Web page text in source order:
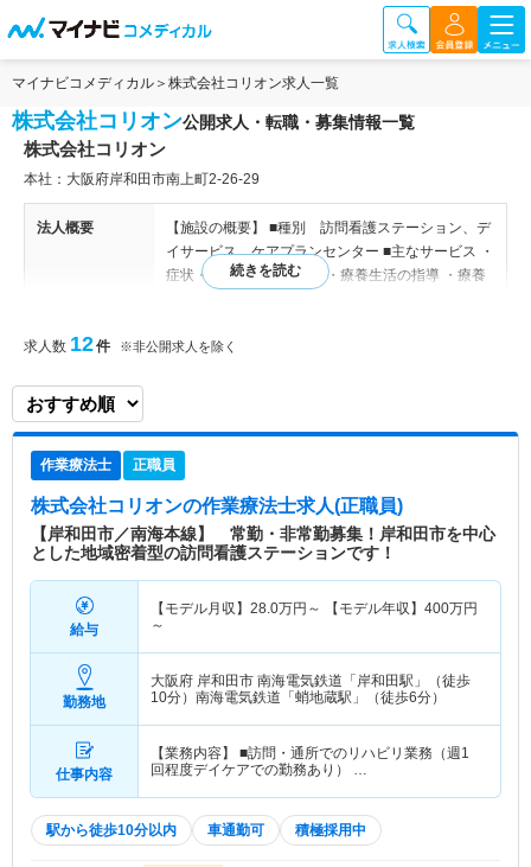
マイナビコメディカル 株式会社コリオン求人一覧
株式会社コリオン公開求人・転職・募集情報一覧
株式会社コリオン
本社：大阪府岸和田市南上町2-26-29
法人概要
【施設の概要】 ■種別 訪問看護ステーション、デ
イサービス、ケアプランセンター ■主なサービス ・
症状・障害の観察と看護 ・療養生活の指導 ・療養
ケア ・リハビリテーション ・介護予防・ご家族へ
勤あわせての人数：2015年3月現在）、平均年齢：
30代 【関連施設】 デイサービス事業、訪問介護事
特色
各地に訪問看護ステーションを展開しており、運営
されている法人です。ご利用者様にはきめ細やかな
福祉サービスの提供を目指しており、心のままに寄
り添う姿勢を大切にしておられます。充実した看護
求人数 12件 ※非公開求人を除く
作業療法士 正職員
株式会社コリオンの作業療法士求人(正職員)
【岸和田市／南海本線】 常勤・非常勤募集！岸和田市を中心
とした地域密着型の訪問看護ステーションです！
給与
【モデル月収】 28.0万円～ 【モデル年収】 400万円
～
勤務地
大阪府 岸和田市 南海電気鉄道「岸和田駅」（徒歩
10分）南海電気鉄道「蛸地蔵駅」（徒歩6分）
仕事内容
【業務内容】 ■訪問・通所でのリハビリ業務（週1
回程度デイケアでの勤務あり） …
駅から徒歩10分以内 車通勤可 積極採用中